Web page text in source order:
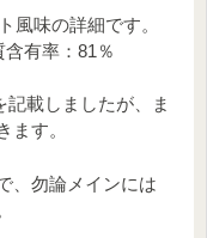
風味の詳細です。
有率：81％
載しましたが、ま
ます。
、勿論メインには